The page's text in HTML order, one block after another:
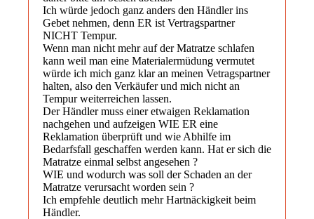
Ich würde jedoch ganz anders den Händler ins
Gebet nehmen, denn ER ist Vertragspartner
NICHT Tempur.
Wenn man nicht mehr auf der Matratze schlafen
kann weil man eine Materialermüdung vermutet
würde ich mich ganz klar an meinen Vetragspartner
halten, also den Verkäufer und mich nicht an
Tempur weiterreichen lassen.
Der Händler muss einer etwaigen Reklamation
nachgehen und aufzeigen WIE ER eine
Reklamation überprüft und wie Abhilfe im
Bedarfsfall geschaffen werden kann. Hat er sich die
Matratze einmal selbst angesehen ?
WIE und wodurch was soll der Schaden an der
Matratze verursacht worden sein ?
Ich empfehle deutlich mehr Hartnäckigkeit beim
Händler.